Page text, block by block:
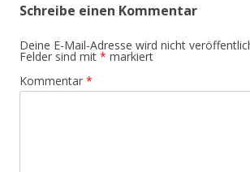
Schreibe einen Kommentar
Deine E-Mail-Adresse wird nicht
Felder sind mit * markiert
Kommentar *